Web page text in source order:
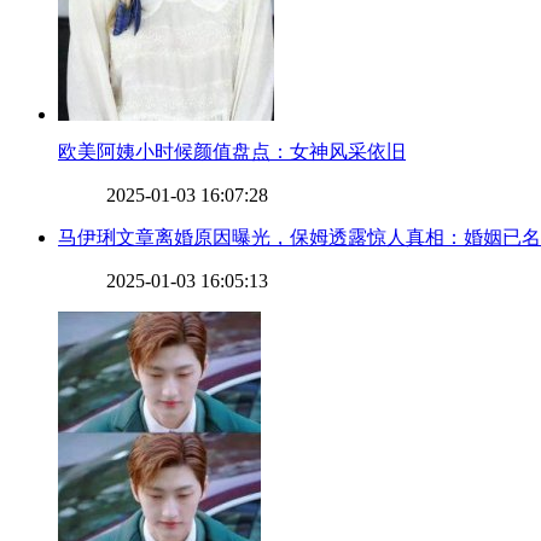
​欧美阿姨小时候颜值盘点：女神风采依旧
2025-01-03 16:07:28
马伊琍文章离婚原因曝光，保姆透露惊人真相：婚姻已
2025-01-03 16:05:13